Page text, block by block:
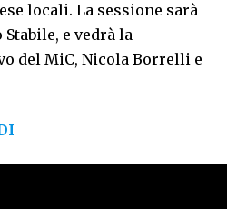
locali. La sessione sarà
e vedrà la
del MiC, Nicola Borrelli e